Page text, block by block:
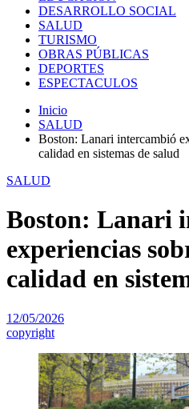
DESARROLLO SOCIAL
SALUD
TURISMO
OBRAS PÚBLICAS
DEPORTES
ESPECTACULOS
Inicio
SALUD
Boston: Lanari intercambió
calidad en sistemas de salud
SALUD
Boston: Lanari
experiencias
calidad en
12/05/2026
copyright